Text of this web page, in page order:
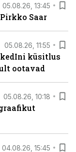
05.08.26, 13:45
Saar
05.08.26, 11:55
küsitlus
ootavad
05.08.26, 10:18
04.08.26, 15:45